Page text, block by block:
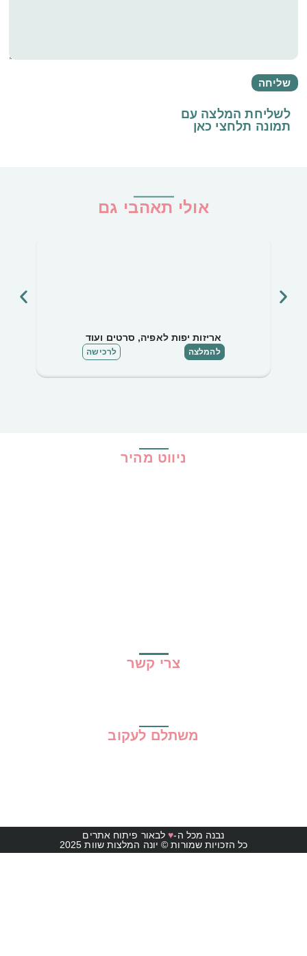
לשליחת המלצה עם
תמונה תלחצי כאן
אולי תאהבי גם
אריזות יפות לאפיה, סרטים ועוד
להמלצה לרכישה
ניווט מהיר
צרי קשר
משתלם לעקוב
נבנה מכל ה-♥לבאור פיתוח אתרים
כל הזכויות שמורות © יונה המלצות שוות 2025